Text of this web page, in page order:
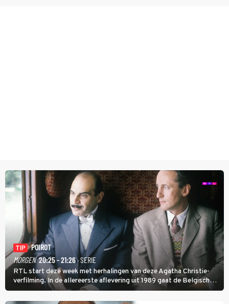
TIP
POIROT
MORGEN 20:25 - 21:26· SERIE
RTL start deze week met herhalingen van deze Agatha Christie-
verfilming. In de allereerste aflevering uit 1989 gaat de Belgische
speurder op zoek naar een vermiste kok. Poirot raakt al snel
verwikkeld in een moordzaak. (HH)